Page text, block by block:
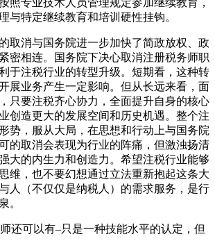
与特定继续教育和培训硬性挂钩。
取消与国务院进一步加快了简政放权、政
密相连。国务院下决心取消注册税务师职
于注税行业的转型升级。短期看，这种转
展业务产生一定影响。但从长远来看，面
只要注税齐心协力，全面提升自身的核心
创造更大的发展空间和历史机遇。整个注
势，服从大局，在思想和行动上与国务院
的取消会表现为行业的阵痛，但激浊扬清
大的内生力和创造力。希望注税行业能够
维，也不要幻想通过立法重新抱起这条大
人（不仅仅是纳税人）的需求服务，是行
。
还可以有–只是一种技能水平的认定，但